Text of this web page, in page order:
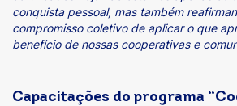
conquista pessoal, mas também
compromisso coletivo de aplicar o que
benefício de nossas cooperativas e
Capacitações do programa